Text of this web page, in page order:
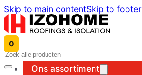
Skip to main contentSkip to footer
0
Ons assortiment
Search